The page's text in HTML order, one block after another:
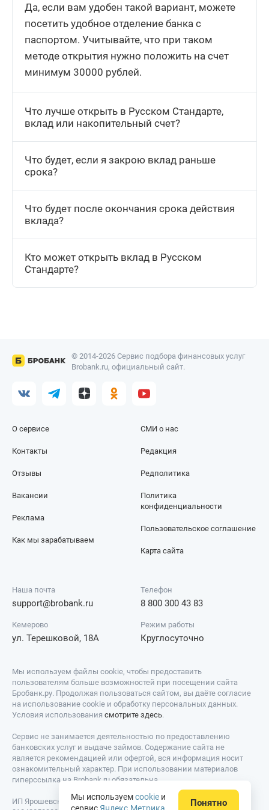
Да, если вам удобен такой вариант, можете
посетить удобное отделение банка с
паспортом. Учитывайте, что при таком
методе открытия нужно положить на счет
минимум 30000 рублей.
Что лучше открыть в Русском Стандарте,
вклад или накопительный счет?
Что будет, если я закрою вклад раньше
срока?
Что будет после окончания срока действия
вклада?
Кто может открыть вклад в Русском
Стандарте?
© 2014-2026 Сервис подбора финансовых услуг
Brobank.ru, официальный сайт.
О сервисе
Контакты
Отзывы
СМИ о нас
Редакция
Редполитика
Вакансии
Реклама
Как мы зарабатываем
Политика
конфиденциальности
Пользовательское соглашение
Карта сайта
Наша почта
support@brobank.ru
Телефон
8 800 300 43 83
Кемерово
ул. Терешковой, 18А
Режим работы
Круглосуточно
Мы используем файлы cookie, чтобы предоставить
пользователям больше возможностей при посещении сайта
Бробанк.ру. Продолжая пользоваться сайтом, вы даёте согласие
на использование cookie и обработку персональных данных.
Условия использования смотрите здесь.
Сервис не занимается деятельностью по предоставлению
банковских услуг и выдаче займов. Содержание сайта не
является рекомендацией или офертой, вся информация носит
ознакомительный характер. При использовании материалов
гиперссылка на Brobank.ru обязательна.
ИП Ярошевский Д.И. ИНН: 423082922740. ОГРНИП:
Мы используемcookie и
Понятно